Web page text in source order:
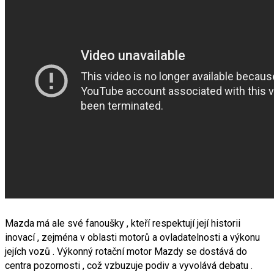
Mazda má ale své fanoušky , kteří respektují její historii
inovací , zejména v oblasti motorů a ovladatelnosti a výkonu
jejích vozů . Výkonný rotační motor Mazdy se dostává do
centra pozornosti , což vzbuzuje podiv a vyvolává debatu .